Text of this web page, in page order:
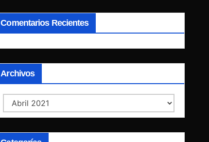
Comentarios Recientes
Archivos
Archivos